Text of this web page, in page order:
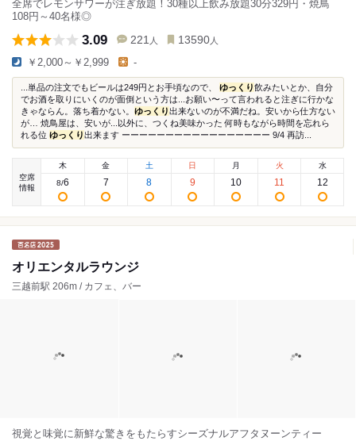
全席でレモンサワーが注ぎ放題！30種以上飲み放題30分329円・焼鳥
108円～40名様◎
3.09 221 人 13590 人
￥2,000～￥2,999 -
...単品の注文でもビールは249円とお手頃なので、 ゆっくり飲みたいとか、自分
でお酒を取りにいくのが面倒という方は...お願い〜って言われると注ぎに行かな
きゃならん。落ち着かない。 ゆっくり出来ないのが不満だね。安いから仕方ない
が… 焼鳥屋は、安いが...以外に、つくね美味かった 何時もながら時間を忘れら
れる位 ゆっくり出来ます ーーーーーーーーーーーーーーーーー 9/4 再訪...
空席
情報
木
8/6
金
7
土
8
日
9
月
10
火
11
水
12
オリエンタルラウンジ
三越前駅 206m / カフェ、バー
視覚と味覚に新鮮な驚きをもたらすシーズナルアフタヌーンティー